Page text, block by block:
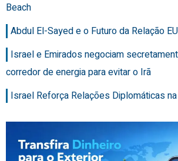
Beach
Abdul El-Sayed e o Futuro da Relação
Israel e Emirados negociam
corredor de energia para evitar o Irã
Israel Reforça Relações Diplomáticas